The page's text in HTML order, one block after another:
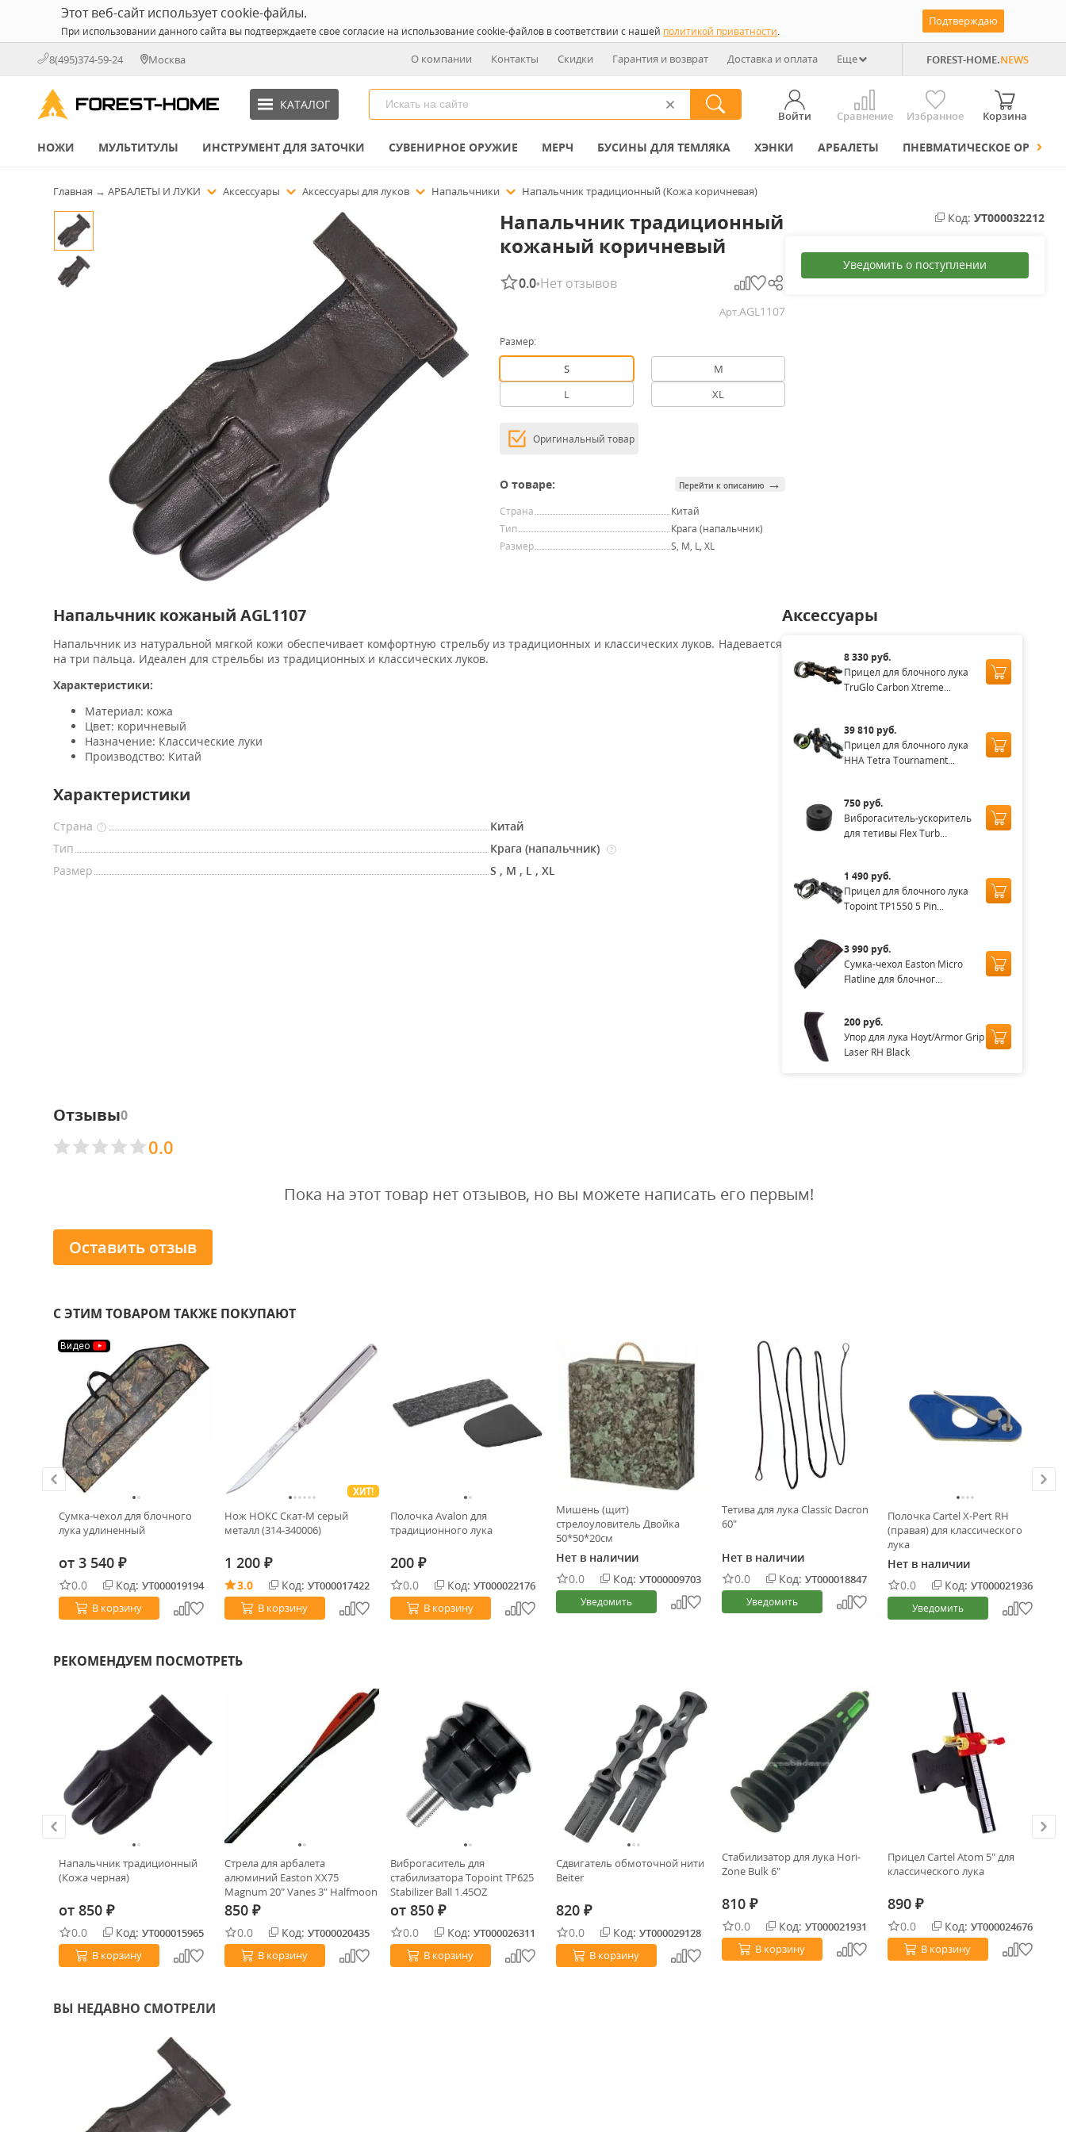
Этот веб-сайт использует cookie-файлы.
При использовании данного сайта вы подтверждаете свое согласие на использование cookie-файлов в соответствии с нашей политикой приватности.
Подтверждаю
8(495)374-59-24 Москва О компании Контакты Скидки Гарантия и возврат Доставка и оплата Еще FOREST-HOME.NEWS
КАТАЛОГ
Войти Сравнение Избранное Корзина
НОЖИ МУЛЬТИТУЛЫ ИНСТРУМЕНТ ДЛЯ ЗАТОЧКИ СУВЕНИРНОЕ ОРУЖИЕ МЕРЧ БУСИНЫ ДЛЯ ТЕМЛЯКА ХЭНКИ АРБАЛЕТЫ ПНЕВМАТИЧЕСКОЕ ОРУЖИЕ
Главная → АРБАЛЕТЫ И ЛУКИ Аксессуары Аксессуары для луков Напальчники Напальчник традиционный (Кожа коричневая)
Напальчник традиционный
кожаный коричневый
0.0•Нет отзывов
Арт.AGL1107
Размер:
S
M
L
XL
Оригинальный товар
О товаре: Перейти к описанию →
Страна
Китай
Тип
Крага (напальчник)
Размер
S, M, L, XL
Код: УТ000032212
Уведомить о поступлении
Напальчник кожаный AGL1107
Напальчник из натуральной мягкой кожи обеспечивает комфортную стрельбу из традиционных и классических луков. Надевается
на три пальца. Идеален для стрельбы из традиционных и классических луков.
Характеристики:
Материал: кожа
Цвет: коричневый
Назначение: Классические луки
Производство: Китай
Характеристики
Страна ?
Китай
Тип
Крага (напальчник) ?
Размер S , M , L ,XL
Аксессуары
8 330 руб.
Прицел для блочного лука
TruGlo Carbon Xtreme...
39 810 руб.
Прицел для блочного лука
HHA Tetra Tournament...
750 руб.
Виброгаситель-ускоритель
для тетивы Flex Turb...
1 490 руб.
Прицел для блочного лука
Topoint TP1550 5 Pin...
3 990 руб.
Сумка-чехол Easton Micro
Flatline для блочног...
200 руб.
Упор для лука Hoyt/Armor Grip
Laser RH Black
Отзывы0
0.0
Пока на этот товар нет отзывов, но вы можете написать его первым!
Оставить отзыв
С ЭТИМ ТОВАРОМ ТАКЖЕ ПОКУПАЮТ
Видео
Сумка-чехол для блочного
лука удлиненный
от 3 540 ₽
0.0 Код: УТ000019194
В корзину
ХИТ!
Нож НОКС Скат-М серый
металл (314-340006)
1 200 ₽
3.0 Код: УТ000017422
В корзину
Полочка Avalon для
традиционного лука
200 ₽
0.0 Код: УТ000022176
В корзину
Мишень (щит)
стрелоуловитель Двойка
50*50*20см
Нет в наличии
0.0
Код: УТ000009703
Уведомить
Тетива для лука Classic Dacron
60"
Нет в наличии
0.0
Код: УТ000018847
Уведомить
Полочка Cartel X-Pert RH
(правая) для классического
лука
Нет в наличии
0.0
Код: УТ000021936
Уведомить
РЕКОМЕНДУЕМ ПОСМОТРЕТЬ
Напальчник традиционный
(Кожа черная)
от 850 ₽
0.0 Код: УТ000015965
В корзину
Стрела для арбалета
алюминий Easton XX75
Magnum 20" Vanes 3" Halfmoon
Nock
850 ₽
0.0 Код: УТ000020435
В корзину
Виброгаситель для
стабилизатора Topoint TP625
Stabilizer Ball 1.45OZ
от 850 ₽
0.0 Код: УТ000026311
В корзину
Сдвигатель обмоточной нити
Beiter
820 ₽
0.0 Код: УТ000029128
В корзину
Стабилизатор для лука Hori-
Zone Bulk 6"
810 ₽
0.0 Код: УТ000021931
В корзину
Прицел Cartel Atom 5" для
классического лука
890 ₽
0.0 Код: УТ000024676
В корзину
ВЫ НЕДАВНО СМОТРЕЛИ